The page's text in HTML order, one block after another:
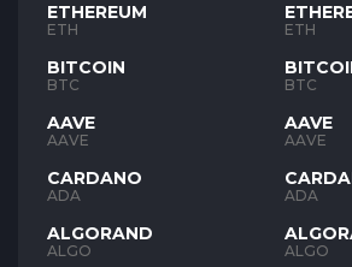
ETHEREUM
ETH
BITCOIN
BTC
AAVE
AAVE
CARDANO
ADA
ALGORAND
ALGO
ETH
BTC
AAVE
AAVE
ADA
ALGO